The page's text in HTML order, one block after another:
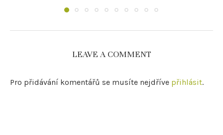
LEAVE A COMMENT
Pro přidávání komentářů se musíte nejdříve přihlásit.